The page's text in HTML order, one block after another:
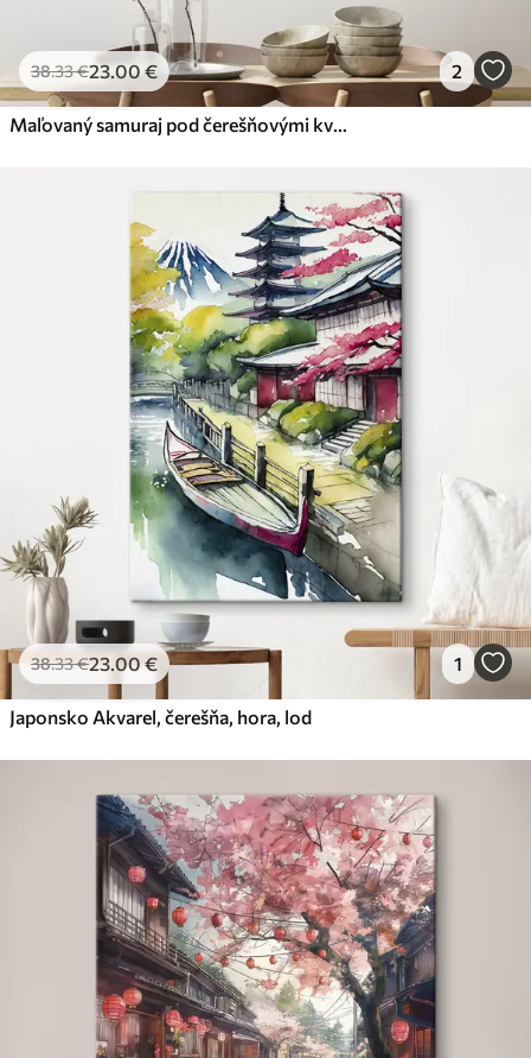
38.33€23.00 € 2
Maľovaný samuraj pod čerešňovými kvetmi
38.33€23.00€ 1
Japonsko Akvarel, čerešňa, hora, loď